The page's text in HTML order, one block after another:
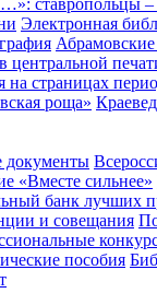
ставропольцы
Электронная
центральной
на страницах
роща»
документы
«Вместе сильнее»
банк лучших
и совещания
пособия